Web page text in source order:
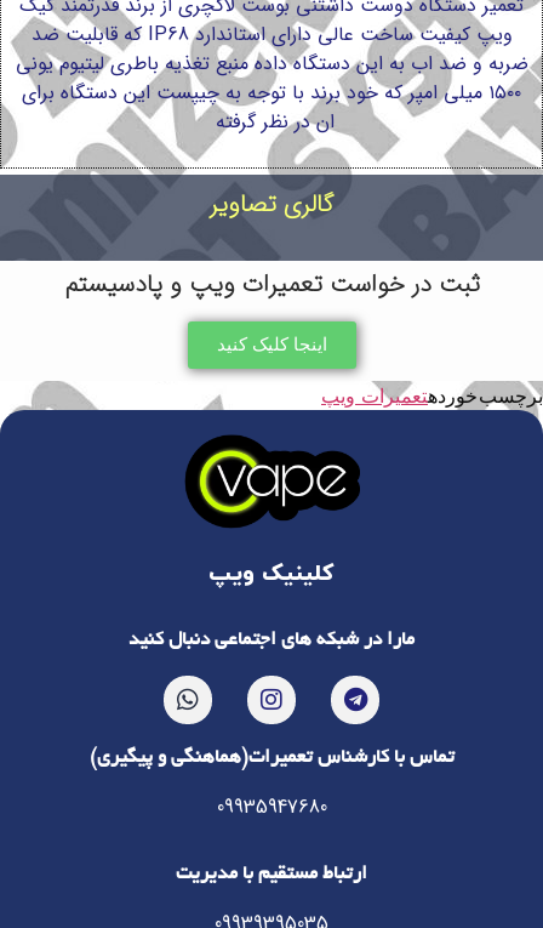
ویپ کیفیت ساخت عالی دارای استاندارد IP68 که قابلیت ضد
ضربه و ضد اب به این دستگاه داده منبع تغذیه باطری لیتیوم یونی
۱۵۰۰ میلی امپر که خود برند با توجه به چیپست این دستگاه برای
ان در نظر گرفته
گالری تصاویر
ثبت در خواست تعمیرات ویپ و پادسیستم
اینجا کلیک کنید
برچسب خوردهتعمیرات ویپ
کلینیک ویپ
مارا در شبکه های اجتماعی دنبال کنید
تماس با کارشناس تعمیرات(هماهنگی و پیگیری)
09935947680
ارتباط مستقیم با مدیریت